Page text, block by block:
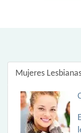
Mujeres